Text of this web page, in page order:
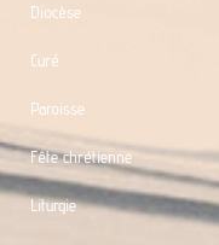
Diocèse
Curé
Paroisse
Fête chrétienne
Liturgie